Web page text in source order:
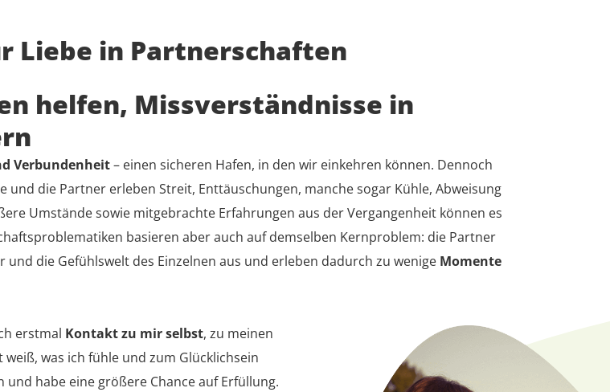
Liebe in Partnerschaften
helfen, Missverständnisse in
Verbundenheit– einen sicheren Hafen, in den wir einkehren können. Dennoch
die Partner erleben Streit, Enttäuschungen, manche sogar Kühle, Abweisung
Umstände sowie mitgebrachte Erfahrungen aus der Vergangenheit können es
basieren aber auch auf demselben Kernproblem: die Partner
die Gefühlswelt des Einzelnen aus und erleben dadurch zu wenige Momente
erstmal Kontakt zu mir selbst, zu meinen
was ich fühle und zum Glücklichsein
habe eine größere Chance auf Erfüllung.